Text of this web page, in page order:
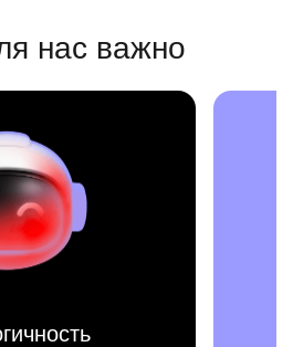
нас важно